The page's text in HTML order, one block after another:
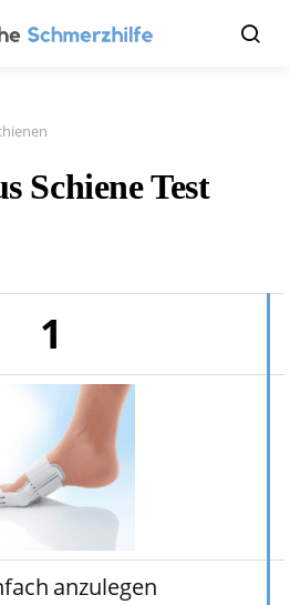
Schiene Test
1
anzulegen